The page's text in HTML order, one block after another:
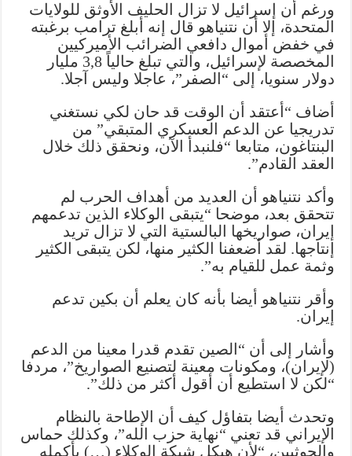
ورغم أن إسرائيل لا تزال الحليف الأوثق للولايات
المتحدة، إلا أن نتنياهو قال إنه أبلغ ترامب برغبته
في خفض أموال دافعي الضرائب الأميركيين
المخصصة لإسرائيل، والتي تبلغ حالياً 3,8 مليار
دولار سنويا، إلى “الصفر”، عاجلا وليس آجلا.
أضاف “أعتقد أن الوقت قد حان لكي نستغني
تدريجيا عن الدعم العسكري المتبقي” من
البنتاغون، متابعا “فلنبدأ الآن، ونحقق ذلك خلال
العقد القادم”.
وأكد نتنياهو أن العديد من أهداف الحرب لم
تتحقق بعد، موضحا “يتبقى الوكلاء الذين تدعمهم
إيران، صواريخها البالستية التي لا تزال تريد
إنتاجها. لقد أضعفنا الكثير منها، لكن يتبقى الكثير
وثمة عمل للقيام به”.
وأقر نتنياهو أيضا بأنه كان يعلم أن بكين تدعم
إيران.
وأشار إلى أن “الصين تقدم قدرا معينا من الدعم
(لإيران)، ومكونات معينة لتصنيع الصواريخ”، مردفا
“لكن لا استطيع أن أقول أكثر من ذلك”.
وتحدث أيضا بتفاؤل كيف أن الإطاحة بالنظام
الإيراني قد تعني “نهاية حزب الله”، وكذلك حماس
والحوثيين، “لأن هيكل شبكة الوكلاء (…) بأكمله